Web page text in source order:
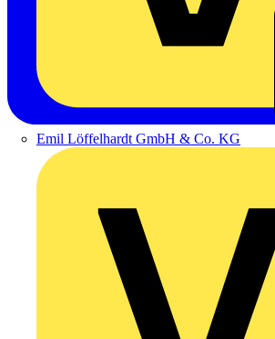
Emil Löffelhardt GmbH & Co. KG